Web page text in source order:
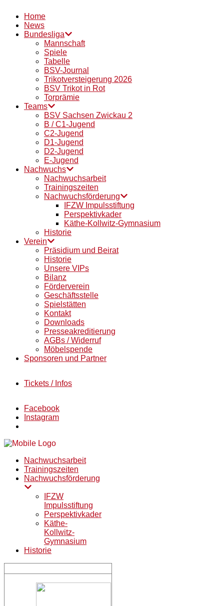
Home
News
Bundesliga
Mannschaft
Spiele
Tabelle
BSV-Journal
Trikotversteigerung 2026
BSV Trikot in Rot
Torprämie
Teams
BSV Sachsen Zwickau 2
B / C1-Jugend
C2-Jugend
D1-Jugend
D2-Jugend
E-Jugend
Nachwuchs
Nachwuchsarbeit
Trainingszeiten
Nachwuchsförderung
IFZW Impulsstiftung
Perspektivkader
Käthe-Kollwitz-Gymnasium
Historie
Verein
Präsidium und Beirat
Historie
Unsere VIPs
Bilanz
Förderverein
Geschäftsstelle
Spielstätten
Kontakt
Downloads
Presseakreditierung
AGBs / Widerruf
Möbelspende
Sponsoren und Partner
Tickets / Infos
Facebook
Instagram
Nachwuchsarbeit
Trainingszeiten
Nachwuchsförderung
IFZW
Impulsstiftung
Perspektivkader
Käthe-
Kollwitz-
Gymnasium
Historie